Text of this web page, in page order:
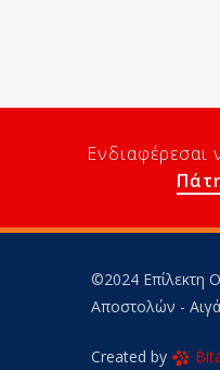
Ενδιαφέρεσαι
©2024 Επίλεκτη
Αποστολών -
Created by